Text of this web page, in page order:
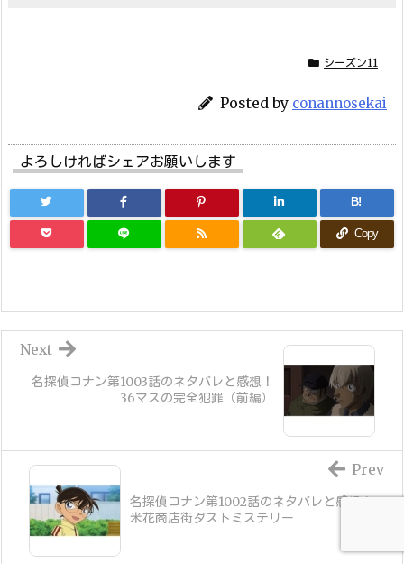
シーズン11
Posted by conannosekai
よろしければシェアお願いします
B!
Copy
名探偵コナン第1003話のネタバレと感想！
36マスの完全犯罪（前編）
Next
名探偵コナン第1002話のネタバレと感想！
米花商店街ダストミステリー
Prev